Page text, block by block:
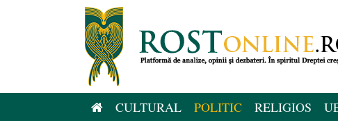
CULTURAL POLITIC RELIGIOS